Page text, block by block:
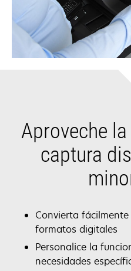
Aproveche
captura
Convierta
formatos digitales
Personalice la
necesidades